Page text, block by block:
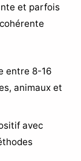
et parfois
entre 8-16
animaux et
avec